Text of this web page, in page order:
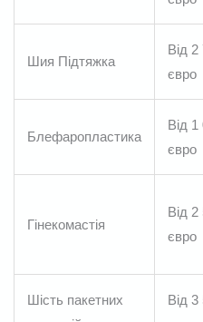
Шия Підтяжка
Від 2
євро
Блефаропластика
Від 1
євро
Гінекомастія
Від 2
євро
Шість пакетних
Від 3